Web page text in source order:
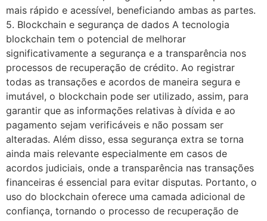
mais rápido e acessível, beneficiando ambas as partes.
5. Blockchain e segurança de dados A tecnologia
blockchain tem o potencial de melhorar
significativamente a segurança e a transparência nos
processos de recuperação de crédito. Ao registrar
todas as transações e acordos de maneira segura e
imutável, o blockchain pode ser utilizado, assim, para
garantir que as informações relativas à dívida e ao
pagamento sejam verificáveis e não possam ser
alteradas. Além disso, essa segurança extra se torna
ainda mais relevante especialmente em casos de
acordos judiciais, onde a transparência nas transações
financeiras é essencial para evitar disputas. Portanto, o
uso do blockchain oferece uma camada adicional de
confiança, tornando o processo de recuperação de